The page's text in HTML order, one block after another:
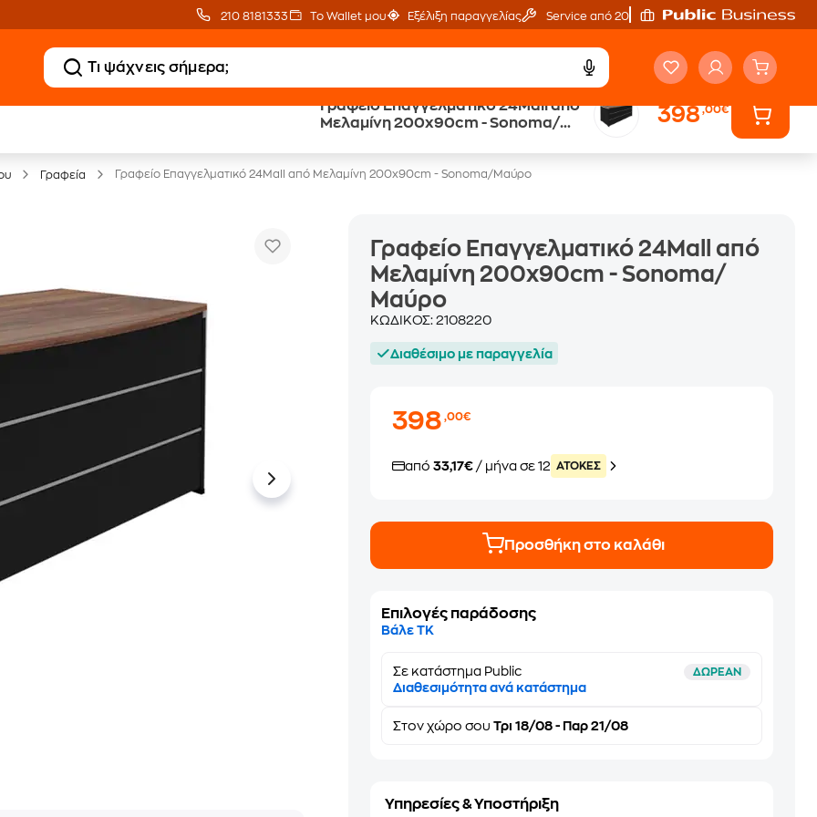
210 8181333 Το Wallet μου Εξέλιξη παραγγελίας Service από 20'
Γραφείο Επαγγελματικό 24Mall από
Μελαμίνη 200x90cm - Sonoma/
398,00€
Γραφεία Γραφείο Επαγγελματικό 24Mall από Μελαμίνη 200x90cm - Sonoma/Μαύρο
Γραφείο Επαγγελματικό 24Mall από
Μελαμίνη 200x90cm - Sonoma/
Μαύρο
ΚΩΔΙΚΟΣ:2108220
Διαθέσιμο με παραγγελία
398,00€
από33,17€ / μήνα σε 12 ATOKEΣ
Προσθήκη στο καλάθι
Επιλογές παράδοσης
Βάλε ΤΚ
Σε κατάστημα Public ΔΩΡΕΑΝ
Διαθεσιμότητα ανά κατάστημα
Στονχώρο σου Τρι 18/08 - Παρ 21/08
Υπηρεσίες & Υποστήριξη